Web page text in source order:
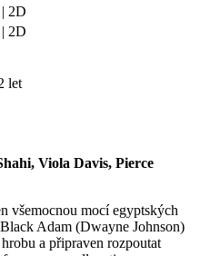
2D
2D
let
Viola Davis, Pierce
všemocnou mocí egyptských
Adam (Dwayne Johnson)
a připraven rozpoutat